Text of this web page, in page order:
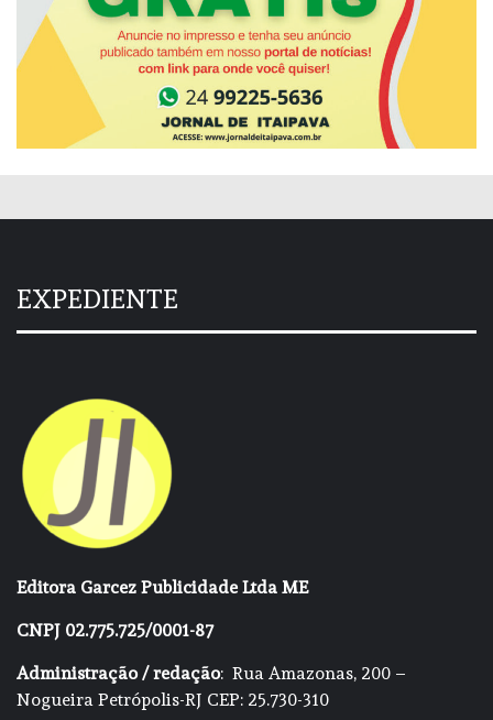
EXPEDIENTE
Editora Garcez Publicidade Ltda ME
CNPJ 02.775.725/0001-87
Administração / redação: Rua Amazonas, 200 –
Nogueira Petrópolis-RJ CEP: 25.730-310